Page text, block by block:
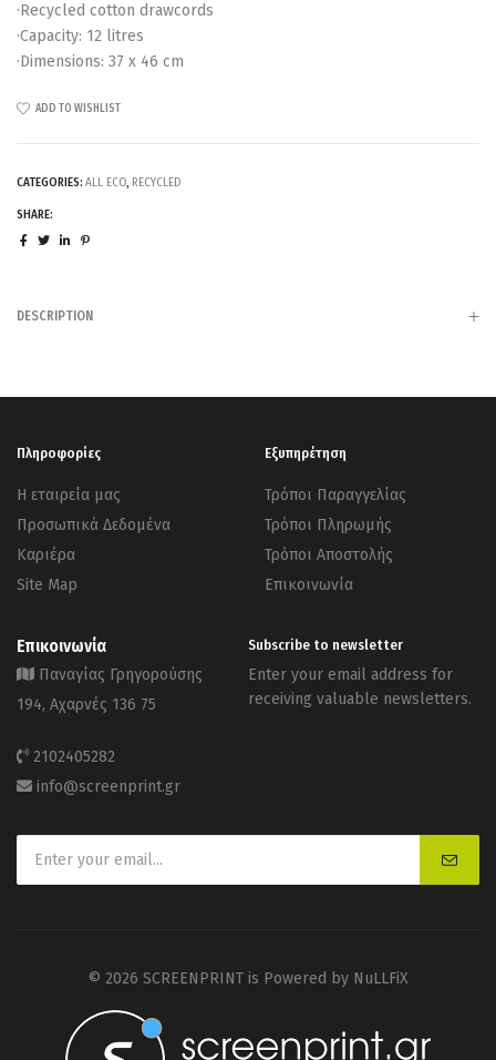
·Recycled cotton drawcords
·Capacity: 12 litres
·Dimensions: 37 x 46 cm
ADD TO WISHLIST
CATEGORIES: ALL ECO, RECYCLED
SHARE:
DESCRIPTION
Πληροφορίες
Η εταιρεία μας
Προσωπικά Δεδομένα
Καριέρα
Site Map
Εξυπηρέτηση
Τρόποι Παραγγελίας
Τρόποι Πληρωμής
Τρόποι Αποστολής
Επικοινωνία
Επικοινωνία
Παναγίας Γρηγορούσης
194, Αχαρνές 136 75
2102405282
info@screenprint.gr
Subscribe to newsletter
Enter your email address for
receiving valuable newsletters.
© 2026 SCREENPRINT is Powered by NuLLFiX